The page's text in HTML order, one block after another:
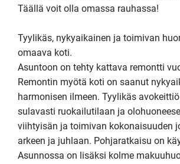
Täällä voit olla omassa rauhassa!
Tyylikäs, nykyaikainen ja toimivan
omaava koti.
Asuntoon on tehty kattava remontti
Remontin myötä koti on saanut
harmonisen ilmeen. Tyylikäs
sulavasti ruokailutilaan ja
viihtyisän ja toimivan kokonaisuuden
arkeen ja juhlaan. Pohjaratkaisu on
Asunnossa on lisäksi kolme